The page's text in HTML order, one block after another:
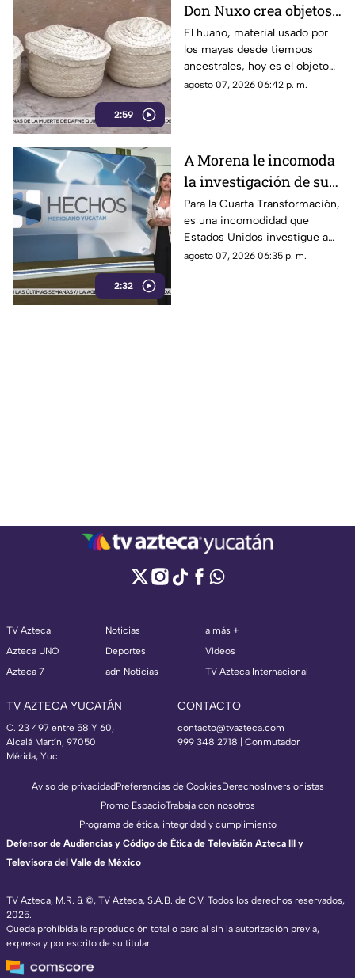
2:59
Don Nuxo crea objetos
a partir de este material
ancestral en Yucatán
(+Video)
El huano, material usado por
los mayas desde tiempos
ancestrales, hoy es el objeto
de trabajo para don Nuxo.
agosto 07, 2026 06:42 p. m.
2:32
A Morena le incomoda
la investigación de sus
funcionarios por parte
de EU
Para la Cuarta Transformación,
es una incomodidad que
Estados Unidos investigue a
sus políticos y que lo haga
agosto 07, 2026 06:35 p. m.
TV Azteca
Azteca UNO
Azteca 7
Noticias
Deportes
adn Noticias
a más +
Videos
TV Azteca Internacional
TV AZTECA YUCATÁN
C. 23 497 entre 58 Y 60,
Alcalá Martín, 97050
Mérida, Yuc.
CONTACTO
contacto@tvazteca.com
999 348 2718 | Conmutador
TV Azteca, M.R. & ©, TV Azteca, S.A.B. de C.V. Todos los derechos reservados,
2025.
Queda prohibida la reproducción total o parcial sin la autorización previa,
expresa y por escrito de su titular.
Aviso de privacidadPreferencias de CookiesDerechosInversionistas
Promo EspacioTrabaja con nosotros
Programa de ética, integridad y cumplimiento
Defensor de Audiencias y Código de Ética de Televisión Azteca III y
Televisora del Valle de México